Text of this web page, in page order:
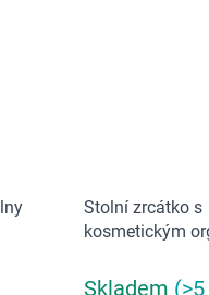
Stolní zrcátko s
kosmetickým
75001 | Bílá
Skladem